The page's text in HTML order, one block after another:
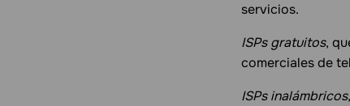
servicios.
ISPs gratuitos,
comerciales de
ISPs inalámbricos